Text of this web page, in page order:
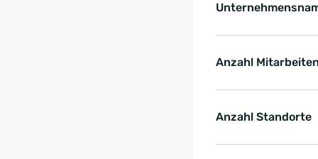
Anzahl
Anzahl Standorte